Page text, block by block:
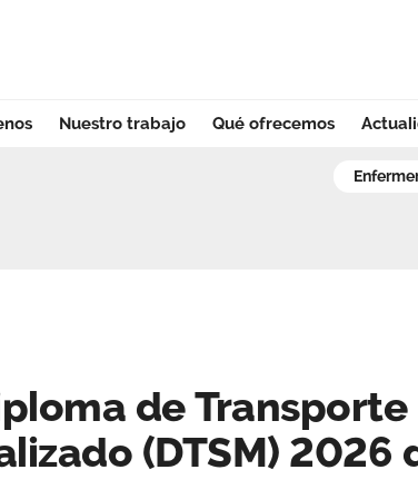
Nuestro trabajo Qué ofrecemos
de
de Transporte
(DTSM) 2026